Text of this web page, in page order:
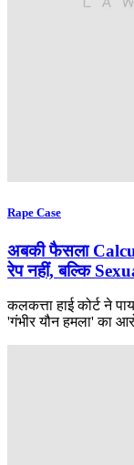
Rape Case
अबकी फैसला
रेप नहीं, बल्कि
कलकत्ता हाई कोर्ट ने
'गंभीर यौन हमला' का